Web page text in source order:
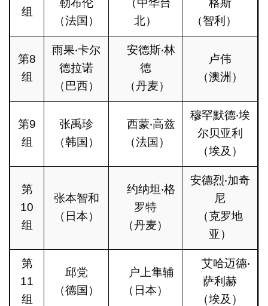
组
（法国）
北）
（智利）
第8
组
雨果‧卡尔
德拉诺
（巴西）
安德斯‧林
德
（丹麦）
卢伟
（澳洲）
第9
组
张禹珍
（韩国）
西蒙‧高兹
（法国）
穆罕默德‧埃
尔贝亚利
（埃及）
第
10
组
张本智和
（日本）
约纳坦‧格
罗特
（丹麦）
安德烈‧加奇
尼
（克罗地
亚）
第
11
组
邱党
（德国）
户上隼辅
（日本）
艾哈迈德‧
萨利赫
（埃及）